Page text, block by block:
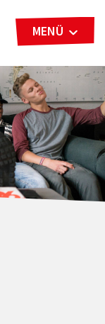
MENÜ